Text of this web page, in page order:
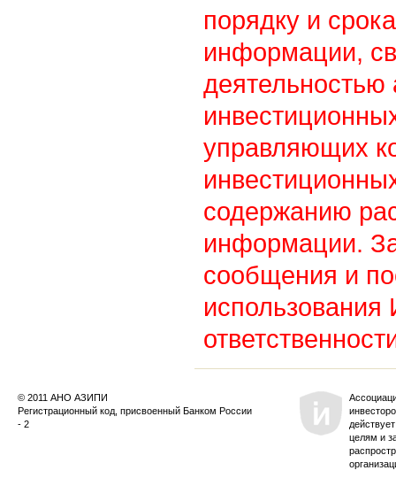
порядку и
информации,
управляющих
содержанию
информации.
сообщения и
© 2011 АНО АЗИПИ
Регистрационный код, присвоенный Банком России
- 2
целям и